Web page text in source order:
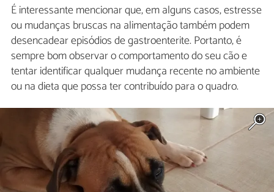
É interessante mencionar que, em alguns casos, estresse
ou mudanças bruscas na alimentação também podem
desencadear episódios de gastroenterite. Portanto, é
sempre bom observar o comportamento do seu cão e
tentar identificar qualquer mudança recente no ambiente
ou na dieta que possa ter contribuído para o quadro.